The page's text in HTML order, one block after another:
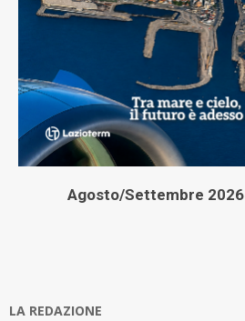
Agosto/Settembre 2026
LA REDAZIONE